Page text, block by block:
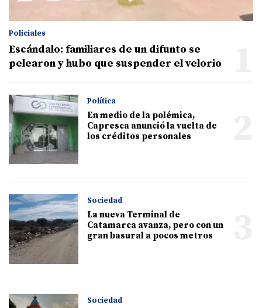
Policiales
Escándalo: familiares de un difunto se
pelearon y hubo que suspender el velorio
Política
En medio de la polémica,
Capresca anunció la vuelta de
los créditos personales
Sociedad
La nueva Terminal de
Catamarca avanza, pero con un
gran basural a pocos metros
Sociedad